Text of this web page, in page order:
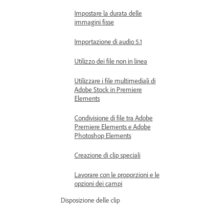
Impostare la durata delle
immagini fisse
Importazione di audio 5.1
Utilizzo dei file non in linea
Utilizzare i file multimediali di
Adobe Stock in Premiere
Elements
Condivisione di file tra Adobe
Premiere Elements e Adobe
Photoshop Elements
Creazione di clip speciali
Lavorare con le proporzioni e le
opzioni dei campi
Disposizione delle clip